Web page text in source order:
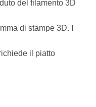
del filamento 3D
di stampe 3D. I
il piatto